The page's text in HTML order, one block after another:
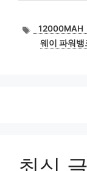
태
그
12000MAH
웨이 파워뱅